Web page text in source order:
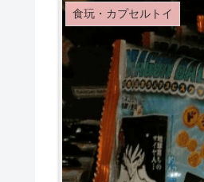
食玩・カプセルトイ